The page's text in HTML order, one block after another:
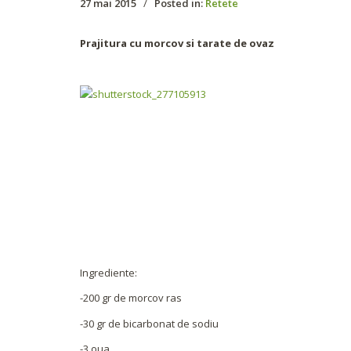
27 mai 2015 / Posted in: Retete
Prajitura cu morcov si tarate de ovaz
Ingrediente:
-200 gr de morcov ras
-30 gr de bicarbonat de sodiu